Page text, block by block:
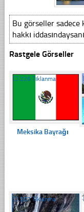
Bu görseller
hakkı
Rastgele Görseller
☐ 226 Tıklanma
Meksika Bayrağı
☐207 Tıklanma